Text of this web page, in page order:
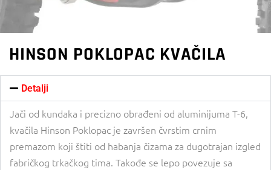
HINSON POKLOPAC KVAČILA
Detalji
Jači od kundaka i precizno obrađeni od aluminijuma T-6,
kvačila Hinson Poklopac je završen čvrstim crnim
premazom koji štiti od habanja čizama za dugotrajan izgled
fabričkog trkačkog tima. Takođe se lepo povezuje sa